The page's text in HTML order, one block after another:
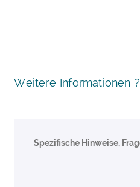
Weitere Informationen ?